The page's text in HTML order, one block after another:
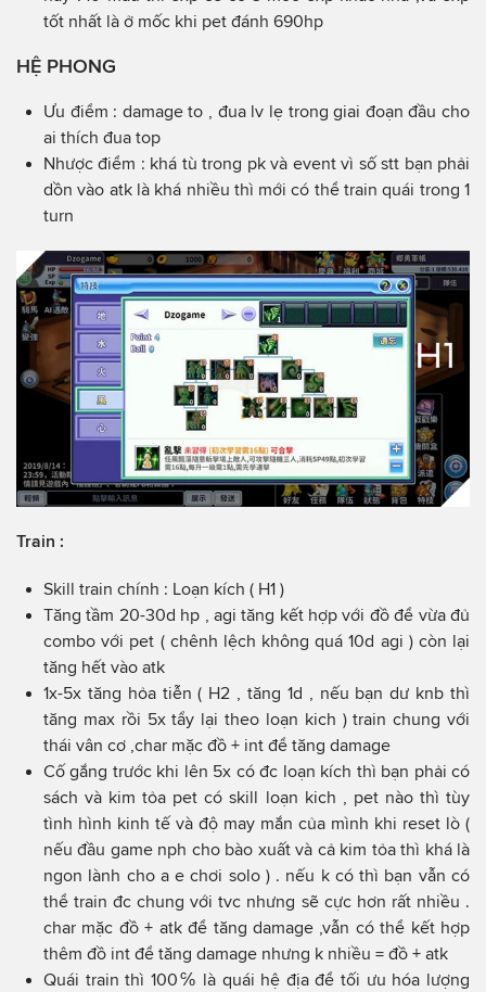
tốt nhất là ở mốc khi pet đánh 690hp
HỆ PHONG
Ưu điểm : damage to , đua lv lẹ trong giai đoạn đầu cho
ai thích đua top
Nhược điểm : khá tù trong pk và event vì số stt bạn phải
dồn vào atk là khá nhiều thì mới có thể train quái trong 1
turn
Train :
Skill train chính : Loạn kích ( H1 )
Tăng tầm 20-30d hp , agi tăng kết hợp với đồ để vừa đủ
combo với pet ( chênh lệch không quá 10d agi ) còn lại
tăng hết vào atk
1x-5x tăng hỏa tiễn ( H2 , tăng 1d , nếu bạn dư knb thì
tăng max rồi 5x tẩy lại theo loạn kich ) train chung với
thái vân cơ ,char mặc đồ + int để tăng damage
Cố gắng trước khi lên 5x có đc loạn kích thì bạn phải có
sách và kim tỏa pet có skill loạn kich , pet nào thì tùy
tình hình kinh tế và độ may mắn của mình khi reset lò (
nếu đầu game nph cho bào xuất và cả kim tỏa thì khá là
ngon lành cho a e chơi solo ) . nếu k có thì bạn vẫn có
thể train đc chung với tvc nhưng sẽ cực hơn rất nhiều .
char mặc đồ + atk để tăng damage ,vẫn có thể kết hợp
thêm đồ int để tăng damage nhưng k nhiều = đồ + atk
Quái train thì 100℅ là quái hệ địa để tối ưu hóa lượng